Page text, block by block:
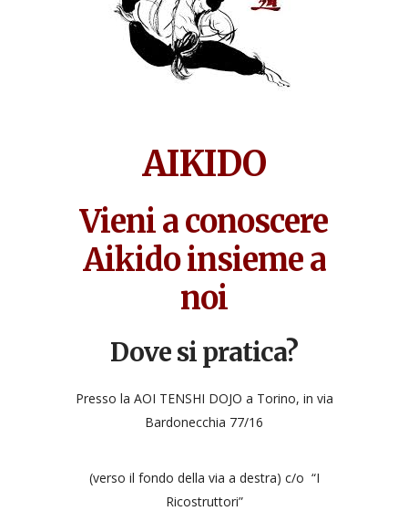
AIKIDO
Vieni a conoscere
Aikido insieme a
noi
Dove si pratica?
Presso la AOI TENSHI DOJO a Torino, in via
Bardonecchia 77/16
(verso il fondo della via a destra) c/o “I
Ricostruttori”